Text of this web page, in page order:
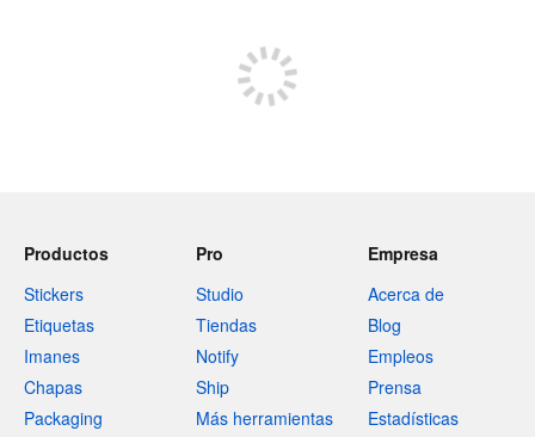
Productos
Stickers
Etiquetas
Imanes
Chapas
Packaging
Pro
Studio
Tiendas
Notify
Ship
Más herramientas
Empresa
Acerca de
Blog
Empleos
Prensa
Estadísticas